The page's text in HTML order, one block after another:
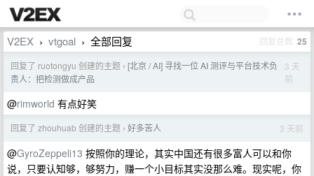
V2EX › vtgoal › 全部回复 回复总数 25
回复了 ruotongyu 创建的主题 › [北京 / AI] 寻找一位 AI 测评与平台技术负
责人：把检测做成产品
3 天
前
@rimworld 有点好笑
回复了 zhouhuab 创建的主题 › 好多苦人 3 天前
@GyroZeppeli13 按照你的理论，其实中国还有很多富人可以和你
说，只要认知够，够努力，赚一个小目标其实没那么难。现实呢，你